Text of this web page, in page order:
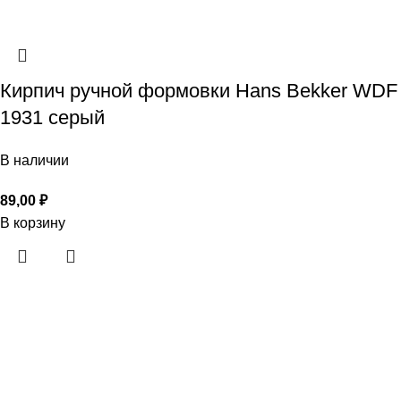
Кирпич ручной формовки Hans Bekker WDF
1931 серый
В наличии
89,00 ₽
В корзину